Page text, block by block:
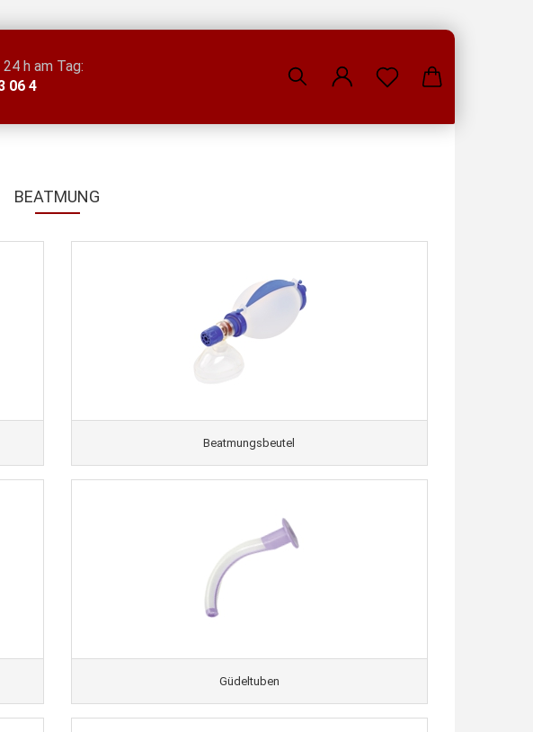
h am Tag:
06 4
BEATMUNG
Beatmungsbeutel
Güdeltuben